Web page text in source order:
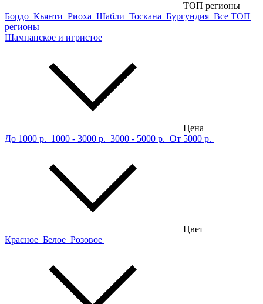
ТОП регионы
Бордо Кьянти Риоха Шабли Тоскана Бургундия Все ТОП
регионы
Шампанское и игристое
Цена
До 1000 р. 1000 - 3000 р. 3000 - 5000 р. От 5000 р.
Цвет
Красное Белое Розовое